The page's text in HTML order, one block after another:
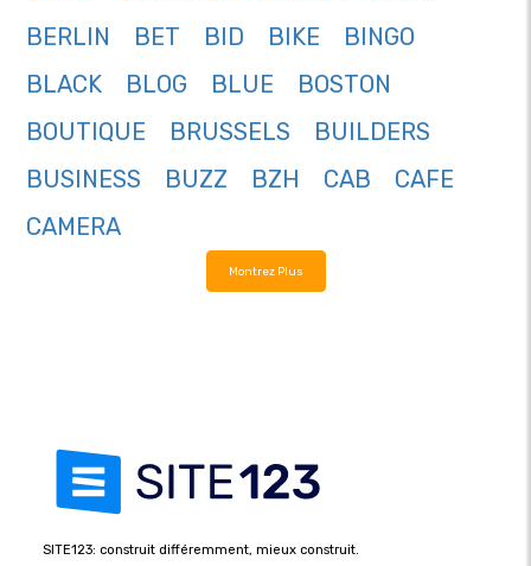
BERLIN
BET BID BIKE
BINGO
BLACK
BLOG BLUE
BOSTON
BOUTIQUE
BRUSSELS
BUILDERS
BUSINESS
BUZZ BZH CAB
CAFE
CAMERA
Montrez Plus
SITE123: construit différemment, mieux construit.